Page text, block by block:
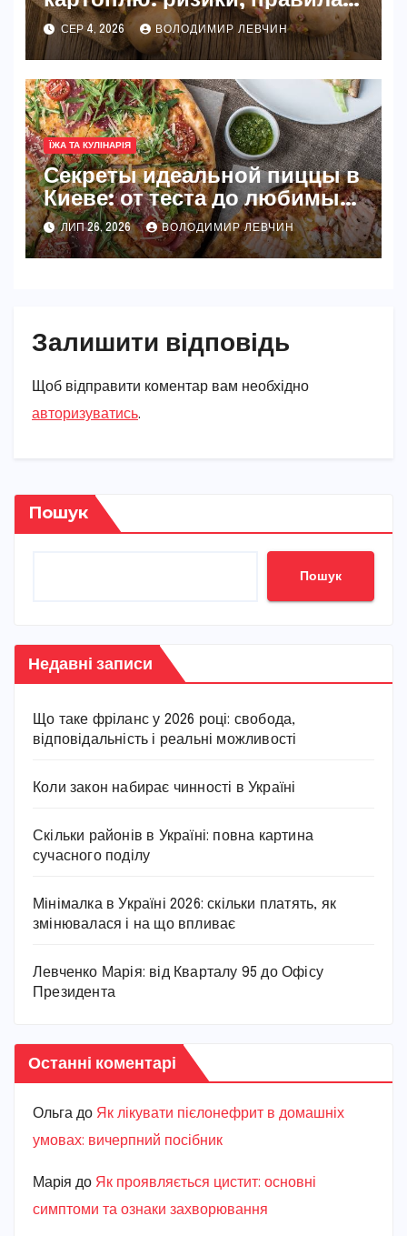
та безпечні способи
СЕР 4, 2026 ВОЛОДИМИР ЛЕВЧИН
ЇЖА ТА КУЛІНАРІЯ
Секреты идеальной пиццы в
Киеве: от теста до любимых
начинок
ЛИП 26, 2026 ВОЛОДИМИР ЛЕВЧИН
Залишити відповідь
Щоб відправити коментар вам необхідно
авторизуватись.
Пошук
Пошук
Недавні записи
Що таке фріланс у 2026 році: свобода,
відповідальність і реальні можливості
Коли закон набирає чинності в Україні
Скільки районів в Україні: повна картина
сучасного поділу
Мінімалка в Україні 2026: скільки платять, як
змінювалася і на що впливає
Левченко Марія: від Кварталу 95 до Офісу
Президента
Останні коментарі
Ольга до Як лікувати пієлонефрит в домашніх
умовах: вичерпний посібник
Марiя до Як проявляється цистит: основні
симптоми та ознаки захворювання